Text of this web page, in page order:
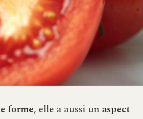
forme, elle a aussi un aspect